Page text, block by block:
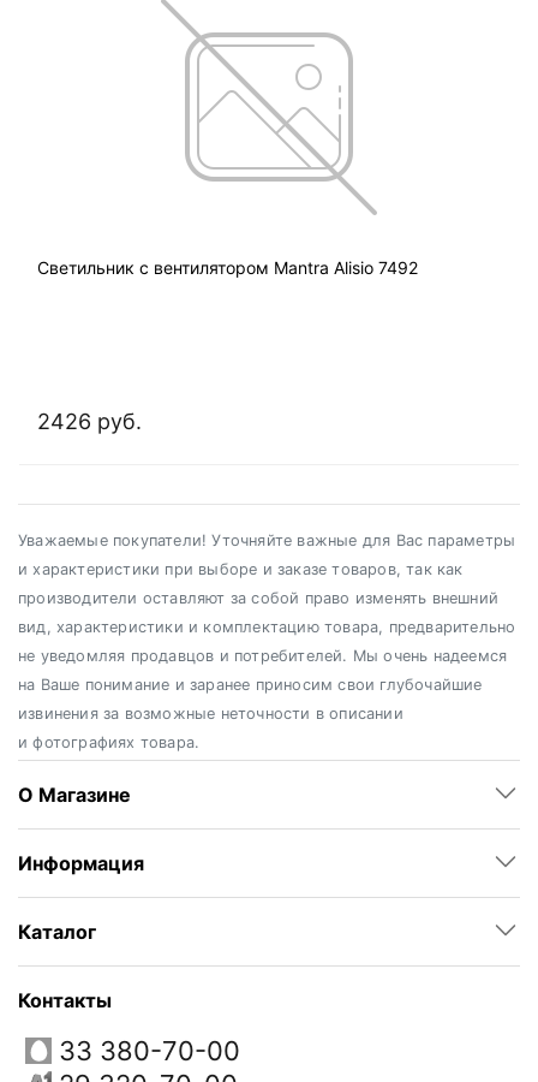
Светильник с вентилятором Mantra Alisio 7492
2426 руб.
Уважаемые покупатели! Уточняйте важные для Вас параметры
и характеристики при выборе и заказе товаров, так как
производители оставляют за собой право изменять внешний
вид, характеристики и комплектацию товара, предварительно
не уведомляя продавцов и потребителей. Мы очень надеемся
на Ваше понимание и заранее приносим свои глубочайшие
извинения за возможные неточности в описании
и фотографиях товара.
О Магазине
Информация
Каталог
Контакты
33 380-70-00